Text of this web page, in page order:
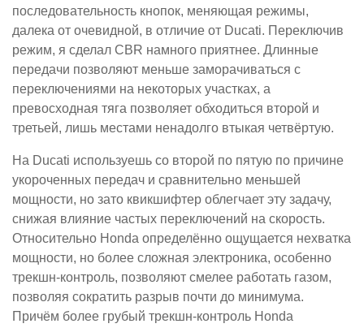
последовательность кнопок, меняющая режимы,
далека от очевидной, в отличие от Ducati. Переключив
режим, я сделал CBR намного приятнее. Длинные
передачи позволяют меньше заморачиваться с
переключениями на некоторых участках, а
превосходная тяга позволяет обходиться второй и
третьей, лишь местами ненадолго втыкая четвёртую.
На Ducati используешь со второй по пятую по причине
укороченных передач и сравнительно меньшей
мощности, но зато квикшифтер облегчает эту задачу,
снижая влияние частых переключений на скорость.
Относительно Honda определённо ощущается нехватка
мощности, но более сложная электроника, особенно
трекшн-контроль, позволяют смелее работать газом,
позволяя сократить разрыв почти до минимума.
Причём более грубый трекшн-контроль Honda